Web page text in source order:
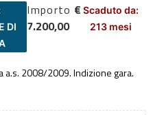
DI
Importo €
7.200,00
Scaduto da:
213 mesi
a.s. 2008/2009. Indizione gara.